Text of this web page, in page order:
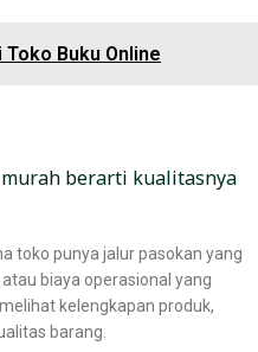
Buku Online
berarti kualitasnya
toko punya jalur pasokan yang
biaya operasional yang
kelengkapan produk,
barang.